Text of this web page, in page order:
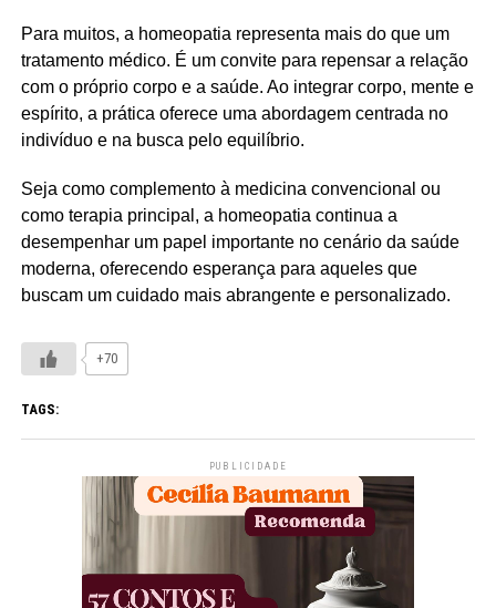
Para muitos, a homeopatia representa mais do que um
tratamento médico. É um convite para repensar a relação
com o próprio corpo e a saúde. Ao integrar corpo, mente e
espírito, a prática oferece uma abordagem centrada no
indivíduo e na busca pelo equilíbrio.
Seja como complemento à medicina convencional ou
como terapia principal, a homeopatia continua a
desempenhar um papel importante no cenário da saúde
moderna, oferecendo esperança para aqueles que
buscam um cuidado mais abrangente e personalizado.
+70
TAGS:
PUBLICIDADE